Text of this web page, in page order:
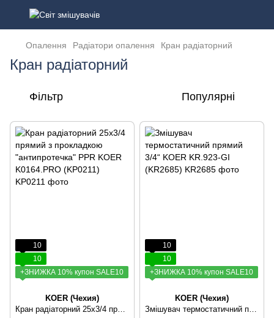
Опалення Радіатори опалення Кран радіаторний
Кран радіаторний
Фільтр Популярні
10
10
+ЗНИЖКА 10% купон SALE10
KOER (Чехия)
Кран радіаторний 25x3/4 прямий з прокладкою "антипротечка" PPR KOER K0164.PRO (KP0211)
10
10
+ЗНИЖКА 10% купон SALE10
KOER (Чехия)
Змішувач термостатичний прямий 3/4“ KOER KR.923-GI (KR2685)